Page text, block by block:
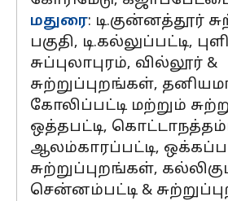
மதுரை: டி.குன்னத்தூர்
பகுதி, டி.கல்லுப்பட்டி,
சுப்புலாபுரம், வில்லூர் &
சுற்றுப்புறங்கள்,
கோலிப்பட்டி மற்றும்
ஒத்தபட்டி,
ஆலம்காரப்பட்டி,
சுற்றுப்புறங்கள்,
சென்னம்பட்டி &